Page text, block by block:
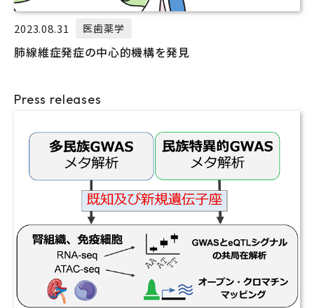
2023.08.31 医歯薬学
肺線維症発症の中心的機構を発見
Press releases